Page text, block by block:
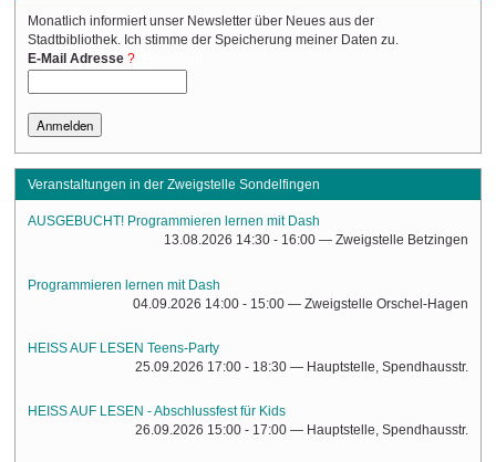
Monatlich informiert unser Newsletter über Neues aus der
Stadtbibliothek. Ich stimme der Speicherung meiner Daten zu.
E-Mail Adresse
Veranstaltungen in der Zweigstelle Sondelfingen
AUSGEBUCHT! Programmieren lernen mit Dash
13.08.2026 14:30 - 16:00 — Zweigstelle Betzingen
Programmieren lernen mit Dash
04.09.2026 14:00 - 15:00 — Zweigstelle Orschel-Hagen
HEISS AUF LESEN Teens-Party
25.09.2026 17:00 - 18:30 — Hauptstelle, Spendhausstr.
HEISS AUF LESEN - Abschlussfest für Kids
26.09.2026 15:00 - 17:00 — Hauptstelle, Spendhausstr.